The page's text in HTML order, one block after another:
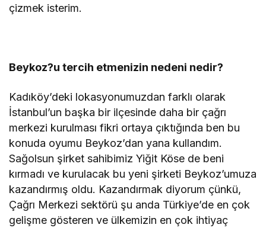
çizmek isterim.
Beykoz?u tercih etmenizin nedeni nedir?
Kadıköy’deki lokasyonumuzdan farklı olarak
İstanbul’un başka bir ilçesinde daha bir çağrı
merkezi kurulması fikri ortaya çıktığında ben bu
konuda oyumu Beykoz’dan yana kullandım.
Sağolsun şirket sahibimiz Yiğit Köse de beni
kırmadı ve kurulacak bu yeni şirketi Beykoz’umuza
kazandırmış oldu. Kazandırmak diyorum çünkü,
Çağrı Merkezi sektörü şu anda Türkiye’de en çok
gelişme gösteren ve ülkemizin en çok ihtiyaç